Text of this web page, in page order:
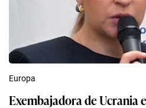
Europa
Exembajadora de Ucrania